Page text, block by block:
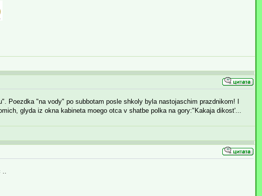
Poezdka "na vody" po subbotam posle shkoly byla nastojaschim prazdnikom! I
glyda iz okna kabineta moego otca v shatbe polka na gory:"Kakaja dikost'...
..